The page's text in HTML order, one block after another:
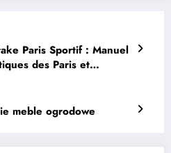
Paris Sportif : Manuel
des Paris et
meble ogrodowe